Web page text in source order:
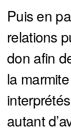
Puis en
relations
don afin
la
autant